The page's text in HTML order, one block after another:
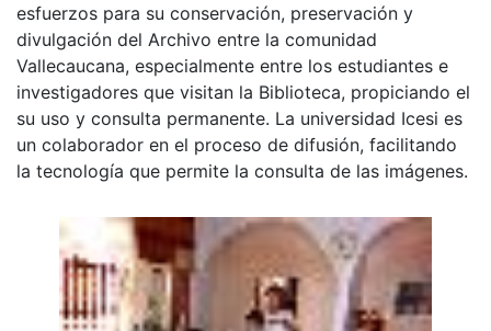
esfuerzos para su conservación, preservación y
divulgación del Archivo entre la comunidad
Vallecaucana, especialmente entre los estudiantes e
investigadores que visitan la Biblioteca, propiciando el
su uso y consulta permanente. La universidad Icesi es
un colaborador en el proceso de difusión, facilitando
la tecnología que permite la consulta de las imágenes.